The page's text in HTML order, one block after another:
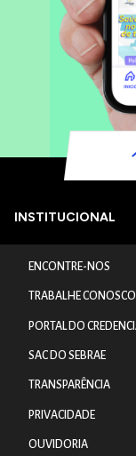
INSTITUCIONAL
ENCONTRE-NOS
TRABALHE CONOSCO
PORTAL DO
SAC DO SEBRAE
TRANSPARÊNCIA
PRIVACIDADE
OUVIDORIA